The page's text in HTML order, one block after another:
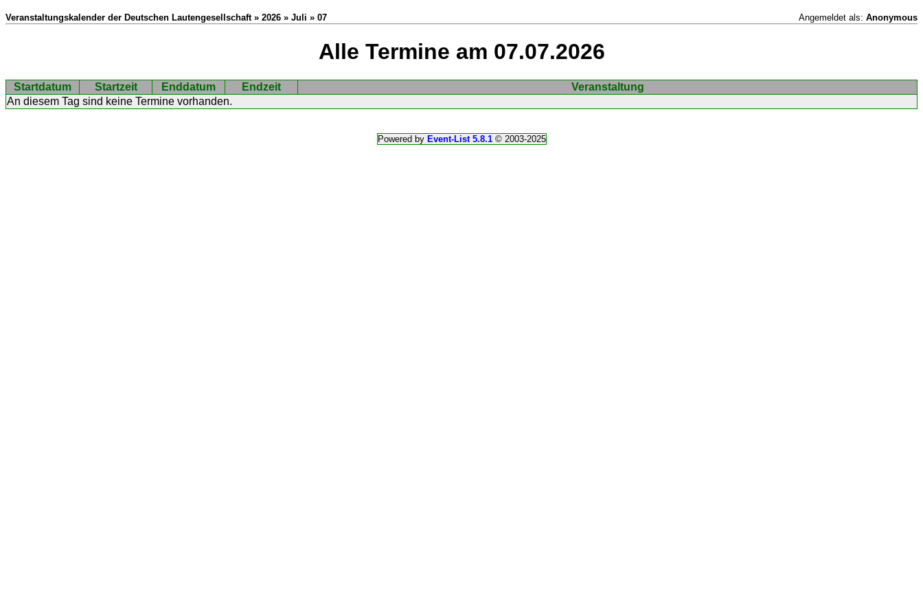
Veranstaltungskalender der Deutschen Lautengesellschaft » 2026 » Juli » 07 Angemeldet als: Anonymous
Alle Termine am 07.07.2026
Startdatum Startzeit Enddatum Endzeit
Veranstaltung
An diesem Tag sind keine Termine vorhanden.
Powered by Event-List 5.8.1© 2003-2025